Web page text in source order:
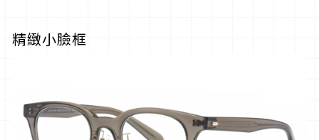
精緻小臉框